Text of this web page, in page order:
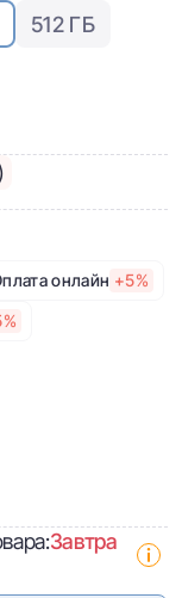
512 ГБ
онлайн +5%
Завтра